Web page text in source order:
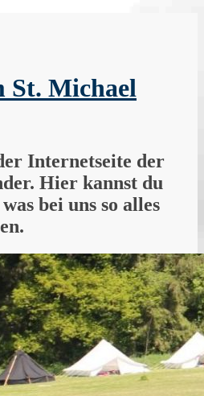
St. Michael
Internetseite der
Hier kannst du
bei uns so alles